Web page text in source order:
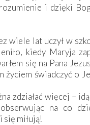
i dzięki
wiele lat uczył w
kiedy Maryja
się na Pana
życiem świadczyć o
zdziałać więcej –
na co
miłują!